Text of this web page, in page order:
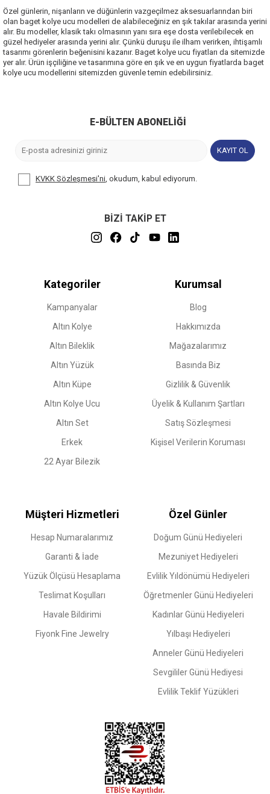
Özel günlerin, nişanların ve düğünlerin vazgeçilmez aksesuarlarından biri
olan baget kolye ucu modelleri de alabileceğiniz en şık takılar arasında yerini
alır. Bu modeller, klasik takı olmasının yanı sıra eşe dosta verilebilecek en
güzel hediyeler arasında yerini alır. Çünkü duruşu ile ilham verirken, ihtişamlı
tasarımı görenlerin beğenisini kazanır. Baget kolye ucu fiyatları da sitemizde
yer alır. Ürün işçiliğine ve tasarımına göre en şık ve en uygun fiyatlarda baget
kolye ucu modellerini sitemizden güvenle temin edebilirsiniz.
E-BÜLTEN ABONELIĞI
KAYIT OL
KVKK Sözleşmesi'ni , okudum, kabul ediyorum.
BİZİ TAKİP ET
Kategoriler
Kampanyalar
Altın Kolye
Altın Bileklik
Altın Yüzük
Altın Küpe
Altın Kolye Ucu
Altın Set
Erkek
22 Ayar Bilezik
Kurumsal
Blog
Hakkımızda
Mağazalarımız
Basında Biz
Gizlilik & Güvenlik
Üyelik & Kullanım Şartları
Satış Sözleşmesi
Kişisel Verilerin Koruması
Müşteri Hizmetleri
Hesap Numaralarımız
Garanti & İade
Yüzük Ölçüsü Hesaplama
Teslimat Koşulları
Havale Bildirimi
Fiyonk Fine Jewelry
Özel Günler
Doğum Günü Hediyeleri
Mezuniyet Hediyeleri
Evlilik Yıldönümü Hediyeleri
Öğretmenler Günü Hediyeleri
Kadınlar Günü Hediyeleri
Yılbaşı Hediyeleri
Anneler Günü Hediyeleri
Sevgililer Günü Hediyesi
Evlilik Teklif Yüzükleri